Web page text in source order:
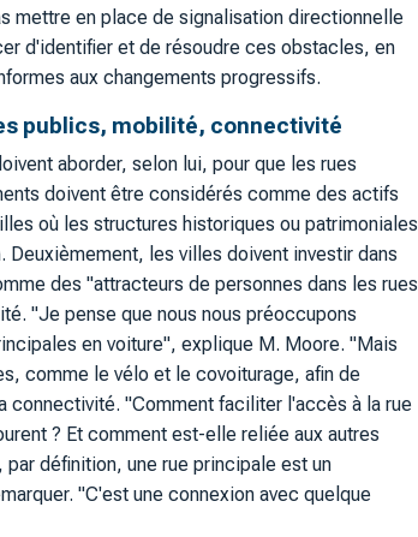
mettre en place de signalisation directionnelle
d'identifier et de résoudre ces obstacles, en
aux changements progressifs.
publics, mobilité, connectivité
aborder, selon lui, pour que les rues
doivent être considérés comme des actifs
où les structures historiques ou patrimoniales
les villes doivent investir dans
des "attracteurs de personnes dans les rues
"Je pense que nous nous préoccupons
en voiture", explique M. Moore. "Mais
comme le vélo et le covoiturage, afin de
connectivité. "Comment faciliter l'accès à la rue
? Et comment est-elle reliée aux autres
définition, une rue principale est un
"C'est une connexion avec quelque